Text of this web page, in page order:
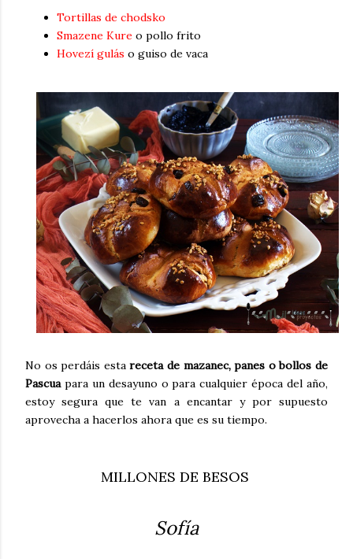
Tortillas de chodsko
Smazene Kure o pollo frito
Hovezí gulás o guiso de vaca
No os perdáis estareceta de mazanec, panes o bollos de
Pascuapara un desayuno o para cualquier época del año,
estoy segura que te van a encantar y por supuesto
aprovecha a hacerlos ahora que es su tiempo.
MILLONES DE BESOS
Sofía